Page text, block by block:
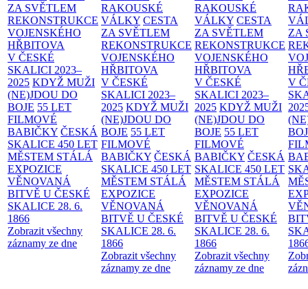
ZA SVĚTLEM
REKONSTRUKCE
VOJENSKÉHO
HŘBITOVA
V ČESKÉ
SKALICI 2023–
2025 KDYŽ MUŽI
(NE)JDOU DO
BOJE 55 LET
FILMOVÉ
BABIČKY ČESKÁ
SKALICE 450 LET
MĚSTEM STÁLÁ
EXPOZICE
VĚNOVANÁ
BITVĚ U ČESKÉ
SKALICE 28. 6.
1866
Zobrazit všechny
záznamy ze dne
RAKOUSKÉ
VÁLKY CESTA
ZA SVĚTLEM
REKONSTRUKCE
VOJENSKÉHO
HŘBITOVA
V ČESKÉ
SKALICI 2023–
2025 KDYŽ MUŽI
(NE)JDOU DO
BOJE 55 LET
FILMOVÉ
BABIČKY ČESKÁ
SKALICE 450 LET
MĚSTEM STÁLÁ
EXPOZICE
VĚNOVANÁ
BITVĚ U ČESKÉ
SKALICE 28. 6.
1866
Zobrazit všechny
záznamy ze dne
RAKOUSKÉ
VÁLKY CESTA
ZA SVĚTLEM
REKONSTRUKCE
VOJENSKÉHO
HŘBITOVA
V ČESKÉ
SKALICI 2023–
2025 KDYŽ MUŽI
(NE)JDOU DO
BOJE 55 LET
FILMOVÉ
BABIČKY ČESKÁ
SKALICE 450 LET
MĚSTEM STÁLÁ
EXPOZICE
VĚNOVANÁ
BITVĚ U ČESKÉ
SKALICE 28. 6.
1866
Zobrazit všechny
záznamy ze dne
ZA
V